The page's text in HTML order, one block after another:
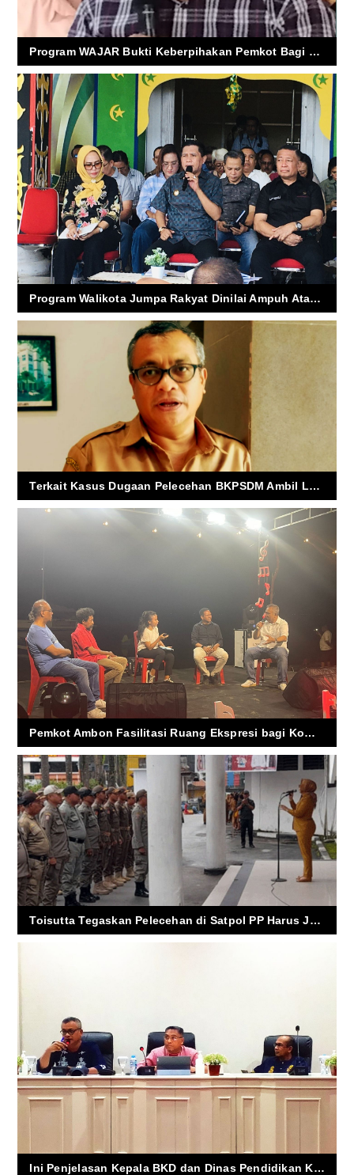
Program WAJAR Bukti Keberpihakan Pemkot Bagi Rakyat
Program Walikota Jumpa Rakyat Dinilai Ampuh Atasi Persoalan Warga Kota Ambon
Terkait Kasus Dugaan Pelecehan BKPSDM Ambil Langkah Tegas
Pemkot Ambon Fasilitasi Ruang Ekspresi bagi Komunitas Musik
Toisutta Tegaskan Pelecehan di Satpol PP Harus Jadi yang Terakhir
Ini Penjelasan Kepala BKD dan Dinas Pendidikan Kota Ambon, Terkait PPG